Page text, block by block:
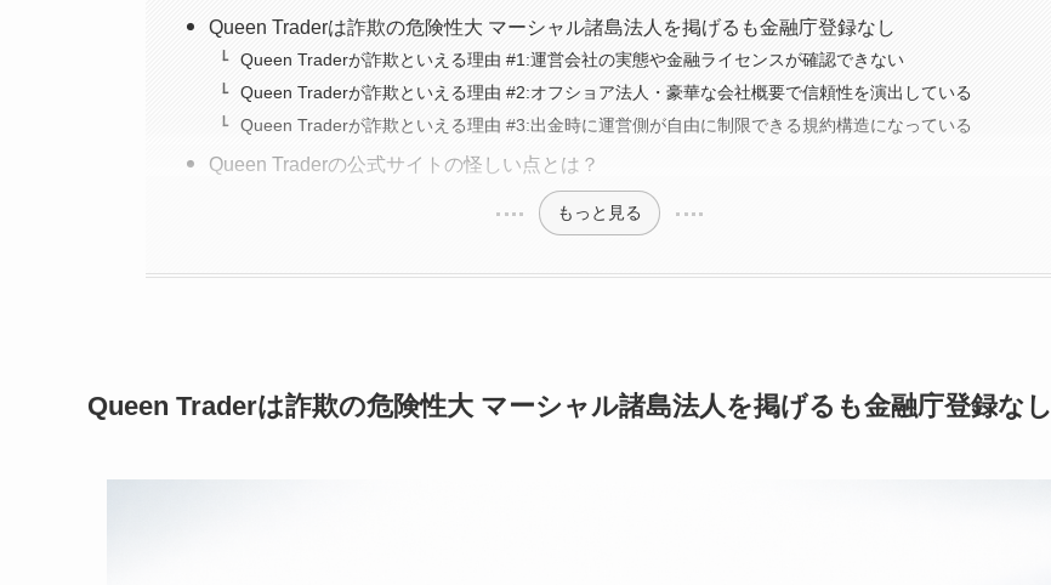
Queen Traderは詐欺の危険性大 マーシャル諸島法人を掲げるも金融庁登録なし
Queen Traderが詐欺といえる理由 #1:運営会社の実態や金融ライセンスが確認できない
Queen Traderが詐欺といえる理由 #2:オフショア法人・豪華な会社概要で信頼性を演出している
Queen Traderが詐欺といえる理由 #3:出金時に運営側が自由に制限できる規約構造になっている
Queen Traderの公式サイトの怪しい点とは？
もっと見る
Queen Traderは詐欺の危険性大 マーシャル諸島法人を掲げるも金融庁登録なし